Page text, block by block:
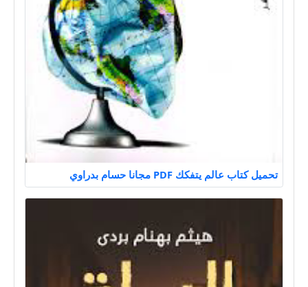
تحميل كتاب عالم يتفكك PDF مجانا حسام بدراوي